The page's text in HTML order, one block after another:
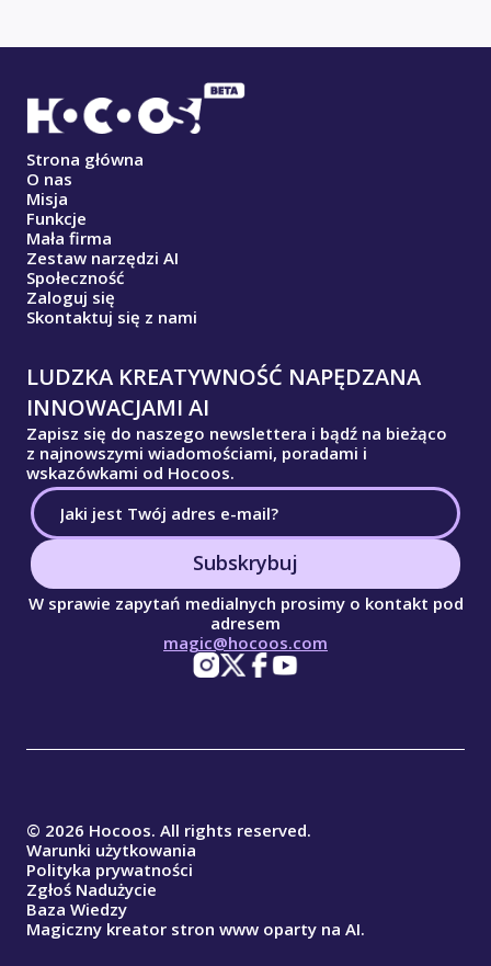
Strona główna
O nas
Misja
Funkcje
Mała firma
Zestaw narzędzi AI
Społeczność
Zaloguj się
Skontaktuj się z nami
LUDZKA KREATYWNOŚĆ NAPĘDZANA
INNOWACJAMI AI
Zapisz się do naszego newslettera i bądź na bieżąco
z najnowszymi wiadomościami, poradami i
wskazówkami od Hocoos.
Subskrybuj
W sprawie zapytań medialnych prosimy o kontakt pod
adresem
magic@hocoos.com
© 2026 Hocoos. All rights reserved.
Warunki użytkowania
Polityka prywatności
Zgłoś Nadużycie
Baza Wiedzy
Magiczny kreator stron www oparty na AI.